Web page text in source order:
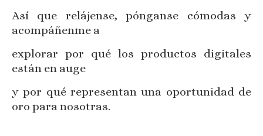
Así que relájense, pónganse cómodas y
acompáñenme a
explorar por qué los productos digitales
están en auge
y por qué representan una oportunidad de
oro para nosotras.